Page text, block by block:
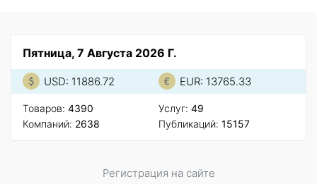
Пятница, 7 Августа 2026 Г.
USD: 11886.72 EUR: 13765.33
Товаров: 4390
Компаний: 2638
Услуг: 49
Публикаций: 15157
Регистрация на сайте